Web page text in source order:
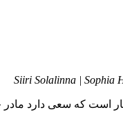
Siiri Solalinna | Sophia
است که سعی دارد مادر